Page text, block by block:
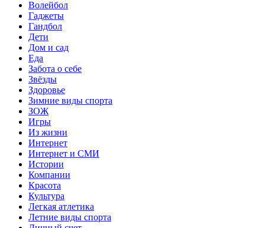
Волейбол
Гаджеты
Гандбол
Дети
Дом и сад
Еда
Забота о себе
Звёзды
Здоровье
Зимние виды спорта
ЗОЖ
Игры
Из жизни
Интернет
Интернет и СМИ
Истории
Компании
Красота
Культура
Легкая атлетика
Летние виды спорта